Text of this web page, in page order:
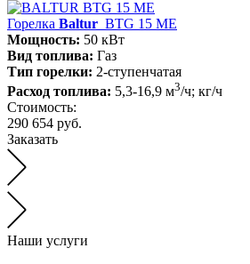
Горелка Baltur BTG 15 ME
Мощность: 50 кВт
Вид топлива: Газ
Тип горелки: 2-ступенчатая
Расход топлива: 5,3-16,9 м3/ч; кг/ч
Стоимость:
290 654 руб.
Заказать
Наши услуги